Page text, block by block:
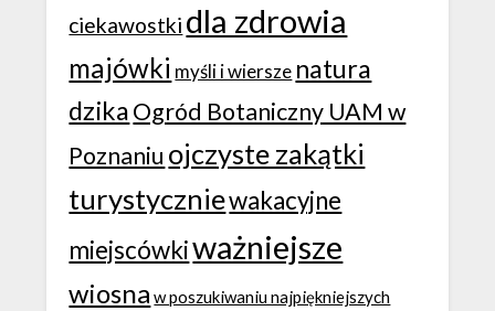
ciekawostki dla zdrowia
majówki myśli i wiersze natura
dzikaOgród Botaniczny UAM w
Poznaniu ojczyste zakątki
turystyczniewakacyjne
miejscówkiważniejsze
wiosna w poszukiwaniu najpiękniejszych